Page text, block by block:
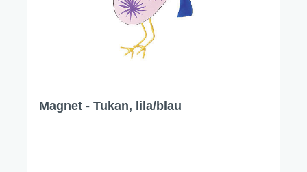
Magnet - Tukan, lila/blau